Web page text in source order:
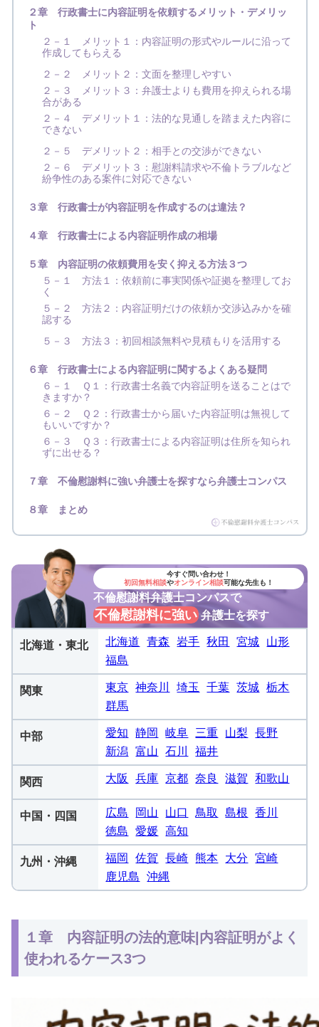
２章 行政書士に内容証明を依頼するメリット・デメリッ
ト
２－１ メリット１：内容証明の形式やルールに沿って
作成してもらえる
２－２ メリット２：文面を整理しやすい
２－３ メリット３：弁護士よりも費用を抑えられる場
合がある
２－４ デメリット１：法的な見通しを踏まえた内容に
できない
２－５ デメリット２：相手との交渉ができない
２－６ デメリット３：慰謝料請求や不倫トラブルなど
紛争性のある案件に対応できない
３章 行政書士が内容証明を作成するのは違法？
４章 行政書士による内容証明作成の相場
５章 内容証明の依頼費用を安く抑える方法３つ
５－１ 方法１：依頼前に事実関係や証拠を整理してお
く
５－２ 方法２：内容証明だけの依頼か交渉込みかを確
認する
５－３ 方法３：初回相談無料や見積もりを活用する
６章 行政書士による内容証明に関するよくある疑問
６－１ Ｑ１：行政書士名義で内容証明を送ることはで
きますか？
６－２ Ｑ２：行政書士から届いた内容証明は無視して
もいいですか？
６－３ Ｑ３：行政書士による内容証明は住所を知られ
ずに出せる？
７章 不倫慰謝料に強い弁護士を探すなら弁護士コンパス
８章 まとめ
今すぐ問い合わせ！
初回無料相談やオンライン相談可能な先生も！
不倫慰謝料弁護士コンパスで
不倫慰謝料に強い 弁護士を探す
北海道・東北 北海道 青森 岩手 秋田 宮城
山形
福島
関東 東京 神奈川 埼玉 千葉 茨城
栃木
群馬
中部 愛知 静岡 岐阜 三重 山梨
長野
新潟
富山 石川 福井
関西 大阪 兵庫 京都 奈良 滋賀 和歌山
中国・四国 広島 岡山 山口 鳥取 島根
香川
徳島
愛媛 高知
九州・沖縄 福岡 佐賀 長崎 熊本 大分
宮崎
鹿児島
沖縄
１章 内容証明の法的意味|内容証明がよく
使われるケース3つ